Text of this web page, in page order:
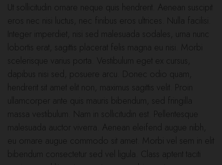
Ut sollicitudin ornare neque quis hendrerit. Aenean suscipit
eros nec nisi luctus, nec finibus eros ultrices. Nulla facilisi.
Integer imperdiet, nisi sed malesuada sodales, urna nunc
lobortis erat, sagittis placerat felis magna eu nisi. Morbi
scelerisque varius porta. Vestibulum eget ex cursus,
dapibus nisi sed, posuere arcu. Donec odio quam,
hendrerit sit amet elit non, maximus sagittis velit. Proin
ullamcorper ante quis mauris bibendum, sed fringilla
massa vestibulum. Nam in sollicitudin est. Pellentesque
malesuada auctor viverra. Aenean eleifend augue nibh,
eu ornare augue commodo sit amet. Morbi vel sem in elit
bibendum consectetur sed vel ligula. Class aptent taciti